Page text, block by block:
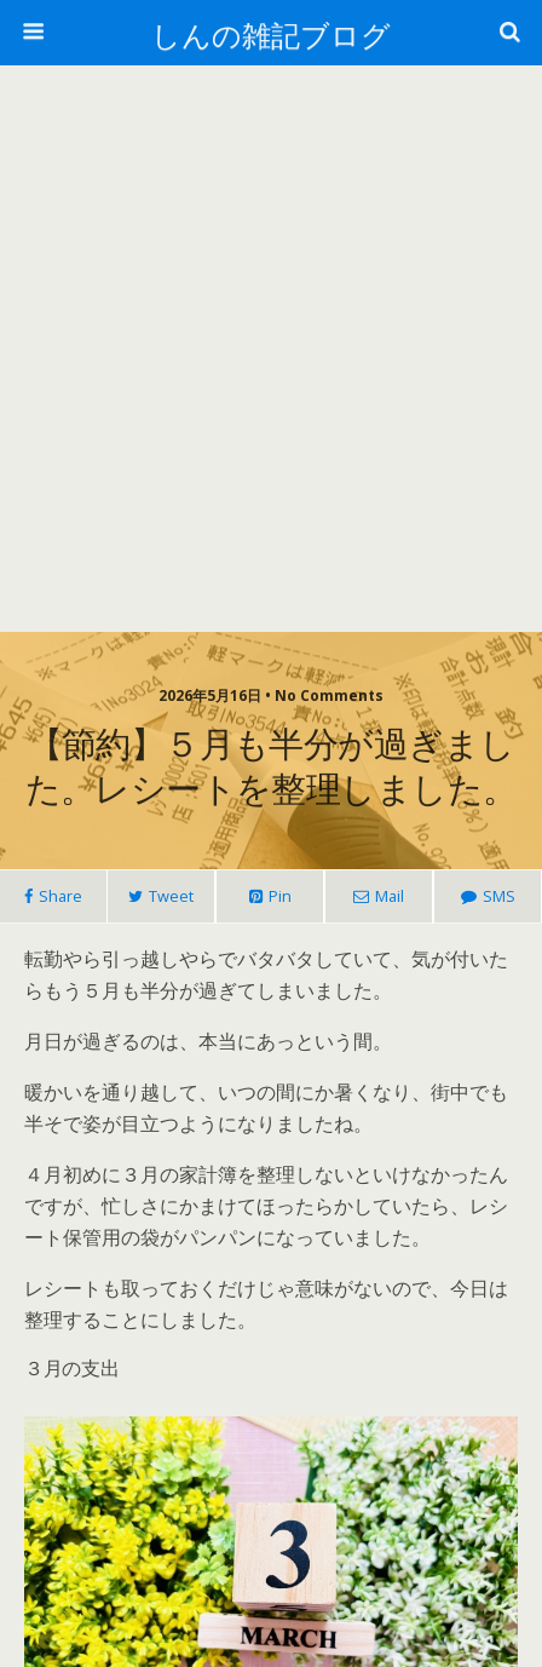
しんの雑記ブログ
2026年5月16日 • No Comments
【節約】５月も半分が過ぎまし
た。レシートを整理しました。
Share Tweet Pin Mail SMS
転勤やら引っ越しやらでバタバタしていて、気が付いた
らもう５月も半分が過ぎてしまいました。
月日が過ぎるのは、本当にあっという間。
暖かいを通り越して、いつの間にか暑くなり、街中でも
半そで姿が目立つようになりましたね。
４月初めに３月の家計簿を整理しないといけなかったん
ですが、忙しさにかまけてほったらかしていたら、レシ
ート保管用の袋がパンパンになっていました。
レシートも取っておくだけじゃ意味がないので、今日は
整理することにしました。
３月の支出